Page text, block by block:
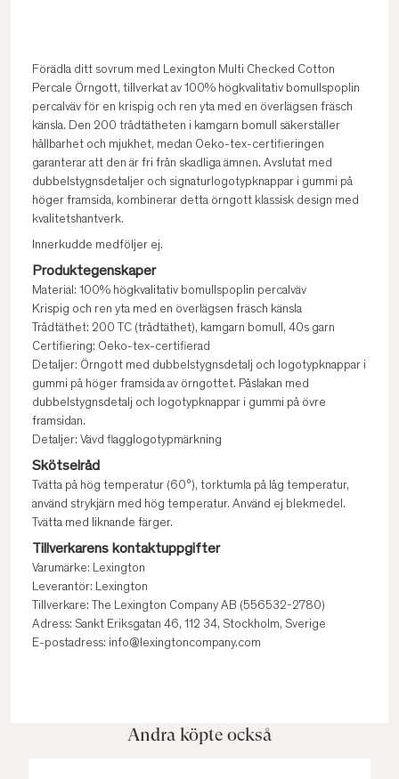
Förädla ditt sovrum med Lexington Multi Checked Cotton
Percale Örngott, tillverkat av 100% högkvalitativ bomullspoplin
percalväv för en krispig och ren yta med en överlägsen fräsch
känsla. Den 200 trådtätheten i kamgarn bomull säkerställer
hållbarhet och mjukhet, medan Oeko-tex-certifieringen
garanterar att den är fri från skadliga ämnen. Avslutat med
dubbelstygnsdetaljer och signaturlogotypknappar i gummi på
höger framsida, kombinerar detta örngott klassisk design med
kvalitetshantverk.
Innerkudde medföljer ej.
Produktegenskaper
Material: 100% högkvalitativ bomullspoplin percalväv
Krispig och ren yta med en överlägsen fräsch känsla
Trådtäthet: 200 TC (trådtäthet), kamgarn bomull, 40s garn
Certifiering: Oeko-tex-certifierad
Detaljer: Örngott med dubbelstygnsdetalj och logotypknappar i
gummi på höger framsida av örngottet. Påslakan med
dubbelstygnsdetalj och logotypknappar i gummi på övre
framsidan.
Detaljer: Vävd flagglogotypmärkning
Skötselråd
Tvätta på hög temperatur (60°), torktumla på låg temperatur,
använd strykjärn med hög temperatur. Använd ej blekmedel.
Tvätta med liknande färger.
Tillverkarens kontaktuppgifter
Varumärke: Lexington
Leverantör: Lexington
Tillverkare: The Lexington Company AB (556532-2780)
Adress: Sankt Eriksgatan 46, 112 34, Stockholm, Sverige
E-postadress: info@lexingtoncompany.com
Andra köpte också